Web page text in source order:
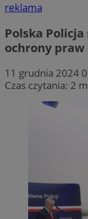
reklama
Polska
ochrony praw
11 grudnia 2024
Czas czytania: 2